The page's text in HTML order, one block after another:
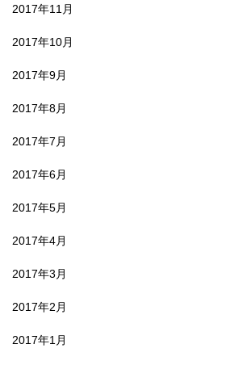
2017年11月
2017年10月
2017年9月
2017年8月
2017年7月
2017年6月
2017年5月
2017年4月
2017年3月
2017年2月
2017年1月